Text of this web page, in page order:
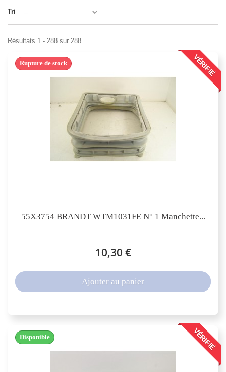
Tri
Résultats 1 - 288 sur 288.
VÉRIFIÉ
55X3754 BRANDT WTM1031FE N° 1 Manchette...
10,30 €
Rupture de stock
Ajouter au panier
VÉRIFIÉ
Disponible